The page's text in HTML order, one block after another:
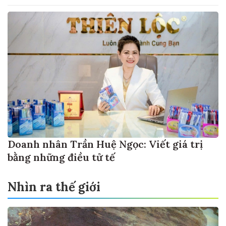
Doanh nhân Trần Huệ Ngọc: Viết giá trị
bằng những điều tử tế
Nhìn ra thế giới